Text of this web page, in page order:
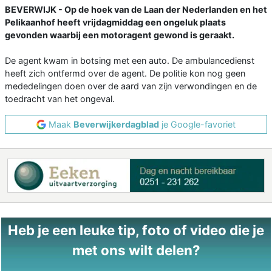
BEVERWIJK - Op de hoek van de Laan der Nederlanden en het
Pelikaanhof heeft vrijdagmiddag een ongeluk plaats
gevonden waarbij een motoragent gewond is geraakt.
De agent kwam in botsing met een auto. De ambulancedienst
heeft zich ontfermd over de agent. De politie kon nog geen
mededelingen doen over de aard van zijn verwondingen en de
toedracht van het ongeval.
Maak Beverwijkerdagblad je Google-favoriet
Heb je een leuke tip, foto of video die je
met ons wilt delen?